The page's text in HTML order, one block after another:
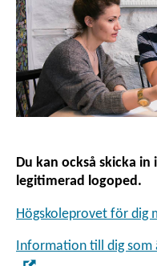
Du kan också skicka
legitimerad logoped.
Högskoleprovet för dig
Information till dig